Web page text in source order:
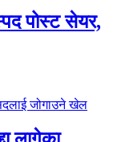
पोस्ट सेयर,